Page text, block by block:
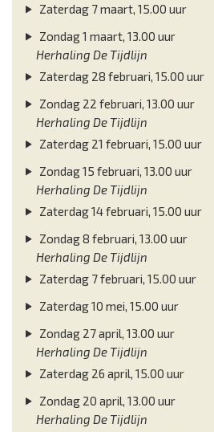
Zaterdag 7 maart, 15.00 uur
Zondag 1 maart, 13.00 uur
Herhaling De Tijdlijn
Zaterdag 28 februari, 15.00 uur
Zondag 22 februari, 13.00 uur
Herhaling De Tijdlijn
Zaterdag 21 februari, 15.00 uur
Zondag 15 februari, 13.00 uur
Herhaling De Tijdlijn
Zaterdag 14 februari, 15.00 uur
Zondag 8 februari, 13.00 uur
Herhaling De Tijdlijn
Zaterdag 7 februari, 15.00 uur
Zaterdag 10 mei, 15.00 uur
Zondag 27 april, 13.00 uur
Herhaling De Tijdlijn
Zaterdag 26 april, 15.00 uur
Zondag 20 april, 13.00 uur
Herhaling De Tijdlijn